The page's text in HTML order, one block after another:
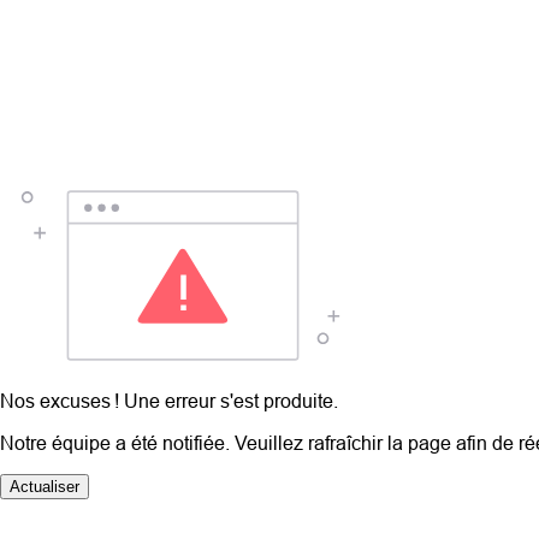
Nos excuses ! Une erreur s'est produite.
Notre équipe a été notifiée. Veuillez rafraîchir la page afin de
Actualiser